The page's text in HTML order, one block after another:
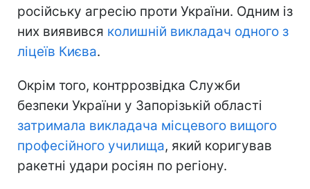
російську агресію проти України. Одним із
них виявився колишній викладач одного з
ліцеїв Києва.
Окрім того, контррозвідка Служби
безпеки України у Запорізькій області
затримала викладача місцевого вищого
професійного училища, який коригував
ракетні удари росіян по регіону.